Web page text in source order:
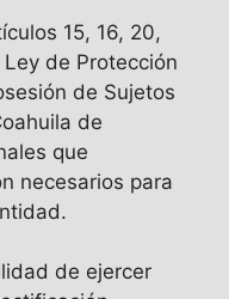
15, 16, 20,
de Protección
de Sujetos
de
que
necesarios para
de ejercer